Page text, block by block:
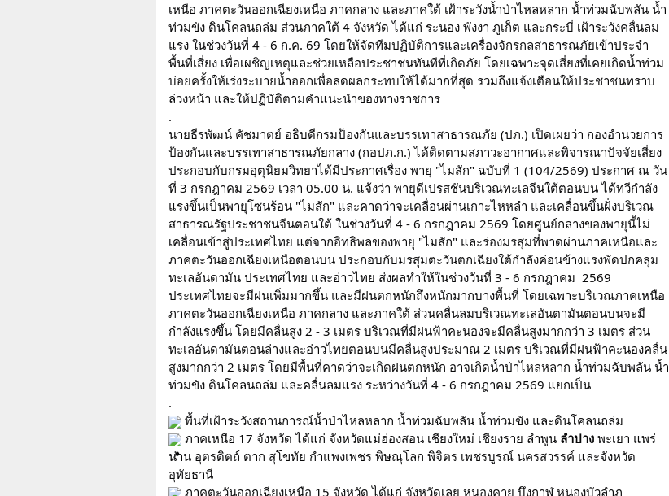
เหนือ ภาคตะวันออกเฉียงเหนือ ภาคกลาง และภาคใต้ เฝ้าระวังน้ำป่าไหลหลาก น้ำท่วมฉับพลัน น้ำ
ท่วมขัง ดินโคลนถล่ม ส่วนภาคใต้ 4 จังหวัด ได้แก่ ระนอง พังงา ภูเก็ต และกระบี่ เฝ้าระวังคลื่นลม
แรง ในช่วงวันที่ 4 - 6 ก.ค. 69 โดยให้จัดทีมปฏิบัติการและเครื่องจักรกลสาธารณภัยเข้าประจำ
พื้นที่เสี่ยง เพื่อเผชิญเหตุและช่วยเหลือประชาชนทันทีที่เกิดภัย โดยเฉพาะจุดเสี่ยงที่เคยเกิดน้ำท่วม
บ่อยครั้งให้เร่งระบายน้ำออกเพื่อลดผลกระทบให้ได้มากที่สุด รวมถึงแจ้งเตือนให้ประชาชนทราบ
ล่วงหน้า และให้ปฏิบัติตามคำแนะนำของทางราชการ
.
นายธีรพัฒน์ คัชมาตย์ อธิบดีกรมป้องกันและบรรเทาสาธารณภัย (ปภ.) เปิดเผยว่า กองอำนวยการ
ป้องกันและบรรเทาสาธารณภัยกลาง (กอปภ.ก.) ได้ติดตามสภาวะอากาศและพิจารณาปัจจัยเสี่ยง
ประกอบกับกรมอุตุนิยมวิทยาได้มีประกาศเรื่อง พายุ "ไมสัก" ฉบับที่ 1 (104/2569) ประกาศ ณ วัน
ที่ 3 กรกฎาคม 2569 เวลา 05.00 น. แจ้งว่า พายุดีเปรสชันบริเวณทะเลจีนใต้ตอนบน ได้ทวีกำลัง
แรงขึ้นเป็นพายุโซนร้อน "ไมสัก" และคาดว่าจะเคลื่อนผ่านเกาะไหหลำ และเคลื่อนขึ้นฝั่งบริเวณ
สาธารณรัฐประชาชนจีนตอนใต้ ในช่วงวันที่ 4 - 6 กรกฎาคม 2569 โดยศูนย์กลางของพายุนี้ไม่
เคลื่อนเข้าสู่ประเทศไทย แต่จากอิทธิพลของพายุ "ไมสัก" และร่องมรสุมที่พาดผ่านภาคเหนือและ
ภาคตะวันออกเฉียงเหนือตอนบน ประกอบกับมรสุมตะวันตกเฉียงใต้กำลังค่อนข้างแรงพัดปกคลุม
ทะเลอันดามัน ประเทศไทย และอ่าวไทย ส่งผลทำให้ในช่วงวันที่ 3 - 6 กรกฎาคม  2569
ประเทศไทยจะมีฝนเพิ่มมากขึ้น และมีฝนตกหนักถึงหนักมากบางพื้นที่ โดยเฉพาะบริเวณภาคเหนือ
ภาคตะวันออกเฉียงเหนือ ภาคกลาง และภาคใต้ ส่วนคลื่นลมบริเวณทะเลอันตามันตอนบนจะมี
กำลังแรงขึ้น โดยมีคลื่นสูง 2 - 3 เมตร บริเวณที่มีฝนฟ้าคะนองจะมีคลื่นสูงมากกว่า 3 เมตร ส่วน
ทะเลอันดามันตอนล่างและอ่าวไทยตอนบนมีคลื่นสูงประมาณ 2 เมตร บริเวณที่มีฝนฟ้าคะนองคลื่น
สูงมากกว่า 2 เมตร โดยมีพื้นที่คาดว่าจะเกิดฝนตกหนัก อาจเกิดน้ำป่าไหลหลาก น้ำท่วมฉับพลัน น้ำ
ท่วมขัง ดินโคลนถล่ม และคลื่นลมแรง ระหว่างวันที่ 4 - 6 กรกฎาคม 2569 แยกเป็น
.
พื้นที่เฝ้าระวังสถานการณ์น้ำป่าไหลหลาก น้ำท่วมฉับพลัน น้ำท่วมขัง และดินโคลนถล่ม
ภาคเหนือ 17 จังหวัด ได้แก่ จังหวัดแม่ฮ่องสอน เชียงใหม่ เชียงราย ลำพูน ลำปาง พะเยา แพร่
น่าน อุตรดิตถ์ ตาก สุโขทัย กำแพงเพชร พิษณุโลก พิจิตร เพชรบูรณ์ นครสวรรค์ และจังหวัด
อุทัยธานี
ภาคตะวันออกเฉียงเหนือ 15 จังหวัด ได้แก่ จังหวัดเลย หนองคาย บึงกาฬ หนองบัวลำภู